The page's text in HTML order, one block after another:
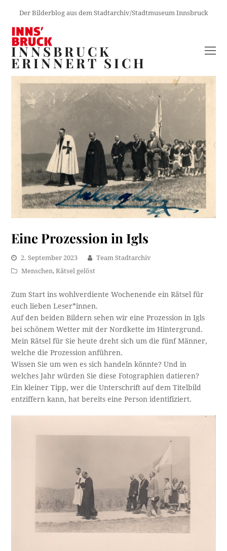
Der Bilderblog aus dem Stadtarchiv/Stadtmuseum Innsbruck
INNSBRUCK
ERINNERT SICH
Eine Prozession in Igls
2. September 2023
Team Stadtarchiv
Menschen,Rätsel gelöst
Zum Start ins wohlverdiente Wochenende ein Rätsel für
euch lieben Leser*innen.
Auf den beiden Bildern sehen wir eine Prozession in Igls
bei schönem Wetter mit der Nordkette im Hintergrund.
Mein Rätsel für Sie heute dreht sich um die fünf Männer,
welche die Prozession anführen.
Wissen Sie um wen es sich handeln könnte? Und in
welches Jahr würden Sie diese Fotographien datieren?
Ein kleiner Tipp, wer die Unterschrift auf dem Titelbild
entziffern kann, hat bereits eine Person identifiziert.